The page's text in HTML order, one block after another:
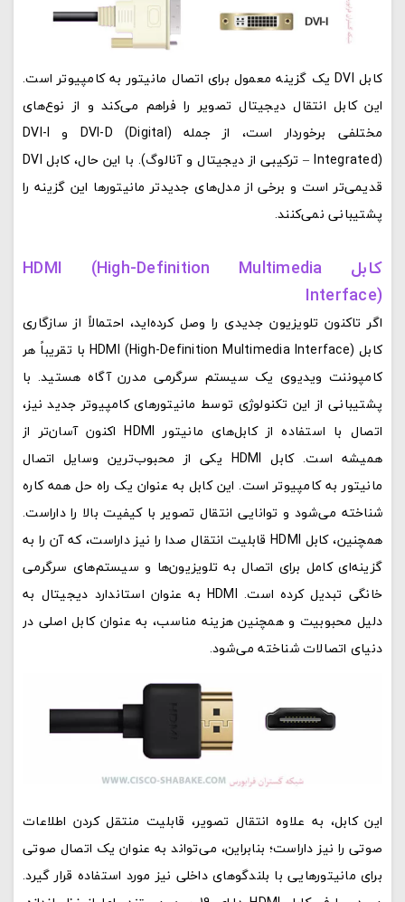
کابل DVI یک گزینه معمول برای اتصال مانیتور به کامپیوتر است.
این کابل انتقال دیجیتال تصویر را فراهم می‌کند و از نوع‌های
مختلفی برخوردار است، از جمله DVI-D (Digital) و DVI-I
(Integrated – ترکیبی از دیجیتال و آنالوگ). با این حال، کابل DVI
قدیمی‌تر است و برخی از مدل‌های جدیدتر مانیتورها این گزینه را
پشتیبانی نمی‌کنند.
کابل HDMI (High-Definition Multimedia
Interface)
اگر تاکنون تلویزیون جدیدی را وصل کرده‌اید، احتمالاً از سازگاری
کابل HDMI (High-Definition Multimedia Interface) با تقریباً هر
کامپوننت ویدیوی یک سیستم سرگرمی مدرن آگاه هستید. با
پشتیبانی از این تکنولوژی توسط مانیتورهای کامپیوتر جدید نیز،
اتصال با استفاده از کابل‌های مانیتور HDMI اکنون آسان‌تر از
همیشه است. کابل HDMI یکی از محبوب‌ترین وسایل اتصال
مانیتور به کامپیوتر است. این کابل به عنوان یک راه حل همه کاره
شناخته می‌شود و توانایی انتقال تصویر با کیفیت بالا را داراست.
همچنین، کابل HDMI قابلیت انتقال صدا را نیز داراست، که آن را به
گزینه‌ای کامل برای اتصال به تلویزیون‌ها و سیستم‌های سرگرمی
خانگی تبدیل کرده است. HDMI به عنوان استاندارد دیجیتال به
دلیل محبوبیت و همچنین هزینه مناسب، به عنوان کابل اصلی در
دنیای اتصالات شناخته می‌شود.
این کابل، به علاوه انتقال تصویر، قابلیت منتقل کردن اطلاعات
صوتی را نیز داراست؛ بنابراین، می‌تواند به عنوان یک اتصال صوتی
برای مانیتورهایی با بلندگوهای داخلی نیز مورد استفاده قرار گیرد.